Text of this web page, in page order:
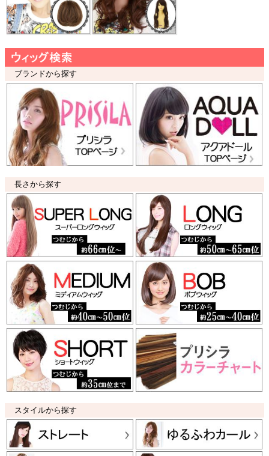
ブランドから探す
長さから探す
スタイルから探す